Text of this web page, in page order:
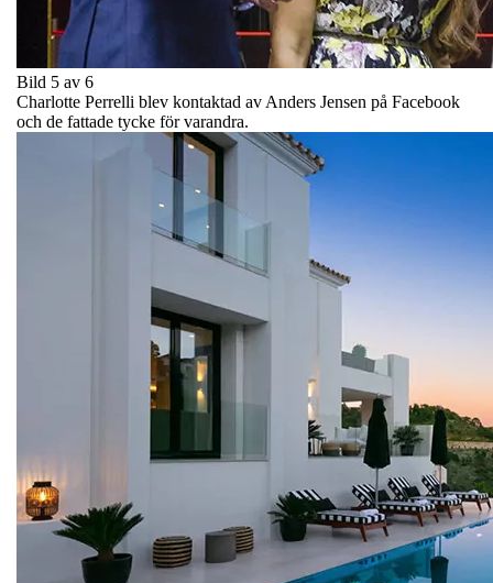
Bild 5 av 6
Charlotte Perrelli blev kontaktad av Anders Jensen på Facebook
och de fattade tycke för varandra.